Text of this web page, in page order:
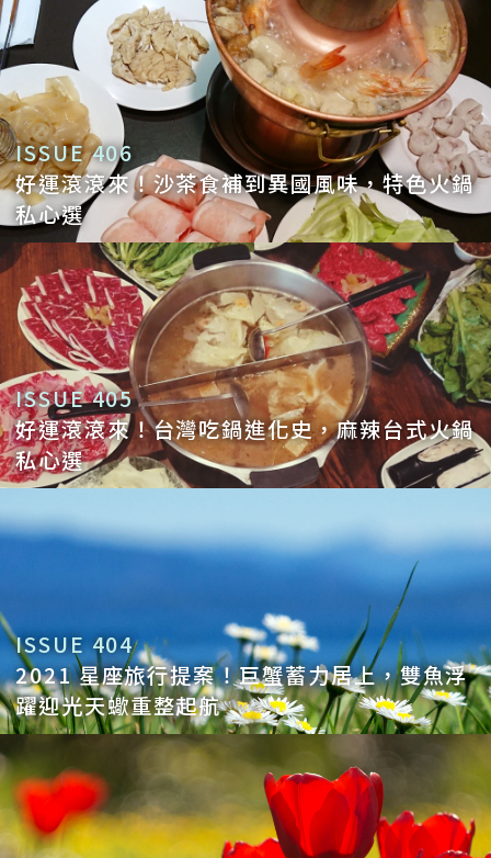
ISSUE 406
好運滾滾來！沙茶食補到異國風味，特色火鍋
私心選
ISSUE 405
好運滾滾來！台灣吃鍋進化史，麻辣台式火鍋
私心選
ISSUE 404
2021 星座旅行提案！巨蟹蓄力居上，雙魚浮
躍迎光天蠍重整起航